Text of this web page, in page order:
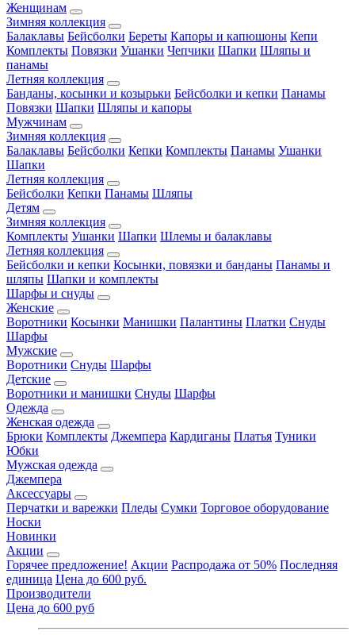
Женщинам
Зимняя коллекция
Балаклавы Бейсболки Береты Капоры и капюшоны Кепи
Комплекты Повязки Ушанки Чепчики Шапки Шляпы и
панамы
Летняя коллекция
Банданы, косынки и козырьки Бейсболки и кепки Панамы
Повязки Шапки Шляпы и капоры
Мужчинам
Зимняя коллекция
Балаклавы Бейсболки Кепки Комплекты Панамы Ушанки
Шапки
Летняя коллекция
Бейсболки Кепки Панамы Шляпы
Детям
Зимняя коллекция
Комплекты Ушанки Шапки Шлемы и балаклавы
Летняя коллекция
Бейсболки и кепки Косынки, повязки и банданы Панамы и
шляпы Шапки и комплекты
Шарфы и снуды
Женские
Воротники Косынки Манишки Палантины Платки Снуды
Шарфы
Мужские
Воротники Снуды Шарфы
Детские
Воротники и манишки Снуды Шарфы
Одежда
Женская одежда
Брюки Комплекты Джемпера Кардиганы Платья Туники
Юбки
Мужская одежда
Джемпера
Аксессуары
Перчатки и варежки Пледы Сумки Торговое оборудование
Носки
Новинки
Акции
Горячее предложение! Акции Распродажа от 50% Последняя
единица Цена до 600 руб.
Производители
Цена до 600 руб